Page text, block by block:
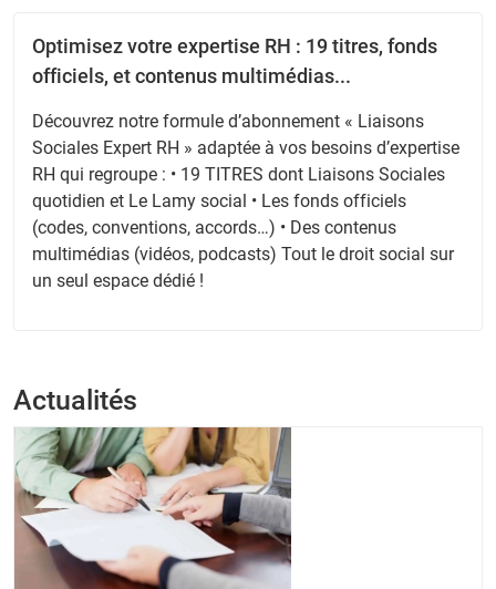
Optimisez votre expertise RH : 19 titres, fonds
officiels, et contenus multimédias...
Découvrez notre formule d’abonnement « Liaisons
Sociales Expert RH » adaptée à vos besoins d’expertise
RH qui regroupe : • 19 TITRES dont Liaisons Sociales
quotidien et Le Lamy social • Les fonds officiels
(codes, conventions, accords…) • Des contenus
multimédias (vidéos, podcasts) Tout le droit social sur
un seul espace dédié !
Actualités